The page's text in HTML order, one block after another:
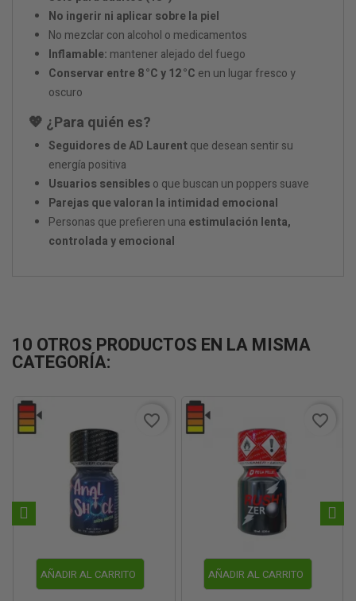
No ingerir ni aplicar sobre la piel
No mezclar con alcohol o medicamentos
Inflamable: mantener alejado del fuego
Conservar entre 8 °C y 12 °C en un lugar fresco y
oscuro
💖 ¿Para quién es?
Seguidores de AD Laurentque desean sentir su
energía positiva
Usuarios sensibleso que buscan un poppers suave
Parejas que valoran la intimidad emocional
Personas que prefieren una estimulación lenta,
controlada y emocional
10 OTROS PRODUCTOS EN LA MISMA
CATEGORÍA:
AÑADIR AL CARRITO
favorite_border
AÑADIR AL CARRITO
favorite_border